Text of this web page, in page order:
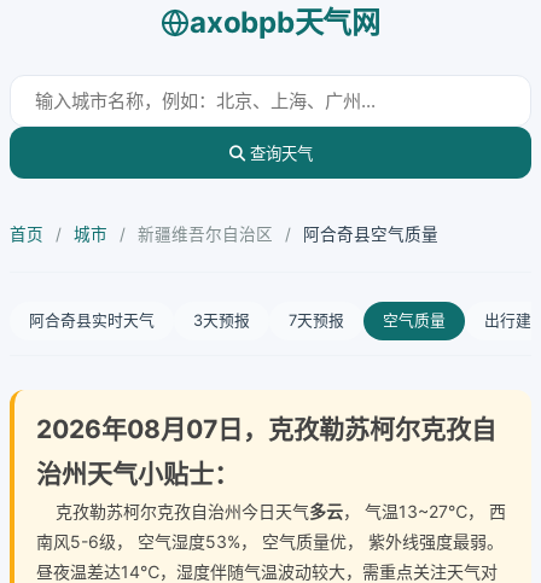
axobpb天气网
查询天气
首页 / 城市 / 新疆维吾尔自治区 / 阿合奇县空气质量
阿合奇县实时天气 3天预报 7天预报 空气质量 出行建
2026年08月07日，克孜勒苏柯尔克孜自
治州天气小贴士：
克孜勒苏柯尔克孜自治州今日天气多云， 气温13~27℃， 西
南风5-6级， 空气湿度53%， 空气质量优， 紫外线强度最弱。
昼夜温差达14℃，湿度伴随气温波动较大，需重点关注天气对